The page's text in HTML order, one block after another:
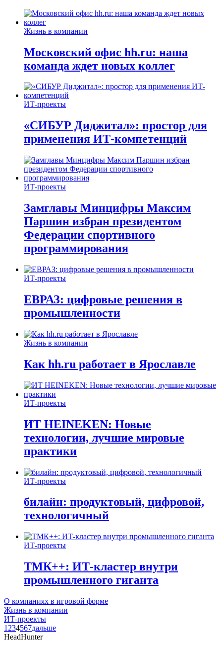
Жизнь в компании
Московский офис hh.ru: наша
команда ждет новых коллег
ИТ-проекты
«СИБУР Диджитал»: простор для
применения ИТ-компетенций
ИТ-проекты
Замглавы Минцифры Максим
Паршин избран президентом
Федерации спортивного
программирования
ИТ-проекты
ЕВРАЗ: цифровые решения в
промышленности
Жизнь в компании
Как hh.ru работает в Ярославле
ИТ-проекты
ИТ HEINEKEN: Новые
технологии, лучшие мировые
практики
ИТ-проекты
билайн: продуктовый, цифровой,
технологичный
ИТ-проекты
ТМК++: ИТ-кластер внутри
промышленного гиганта
О компаниях в игровой форме
Жизнь в компании
ИТ-проекты
1 234567дальше
HeadHunter